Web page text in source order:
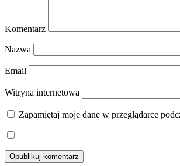
Komentarz
Nazwa
Email
Witryna internetowa
Zapamiętaj moje dane w przeglądarce